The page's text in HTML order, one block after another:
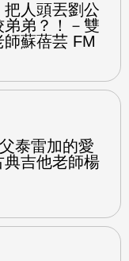
人頭丟劉公
弟？！－雙
蘇蓓芸 FM
泰雷加的愛
吉他老師楊